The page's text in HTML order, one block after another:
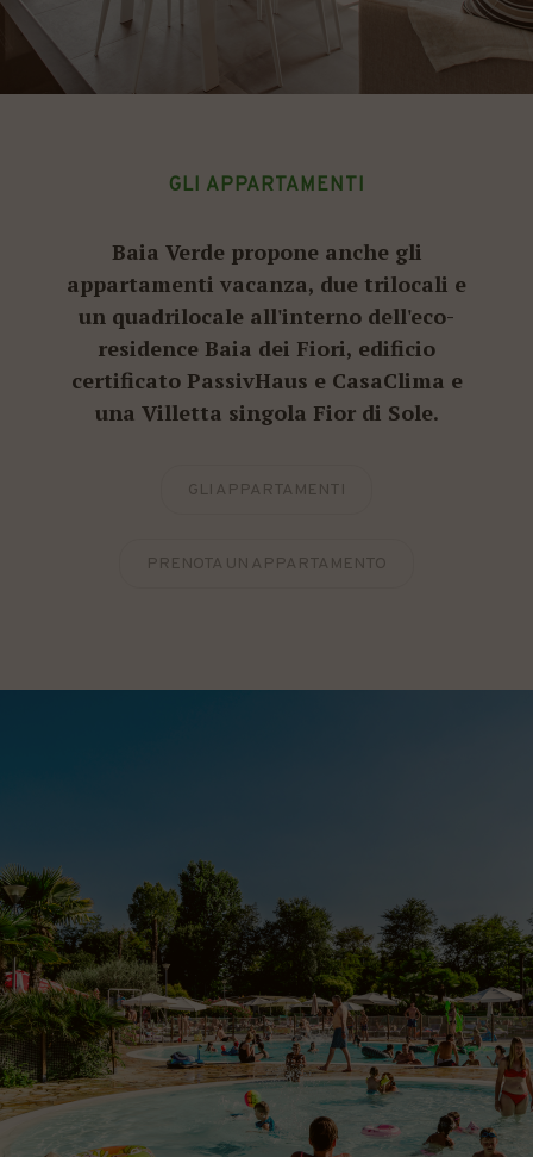
GLI APPARTAMENTI
Baia Verde propone anche gli
appartamenti vacanza, due trilocali e
un quadrilocale all'interno dell'eco-
residence Baia dei Fiori, edificio
certificato PassivHaus e CasaClima e
una Villetta singola Fior di Sole.
GLI APPARTAMENTI
PRENOTA UN APPARTAMENTO